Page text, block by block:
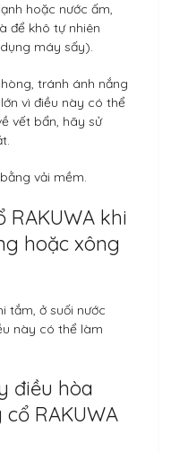
hoặc nước ấm,
để khô tự nhiên
máy sấy).
tránh ánh nắng
vì điều này có thể
vết bẩn, hãy sử
vải mềm.
RAKUWA khi
hoặc xông
tắm, ở suối nước
này có thể làm
điều hòa
RAKUWA